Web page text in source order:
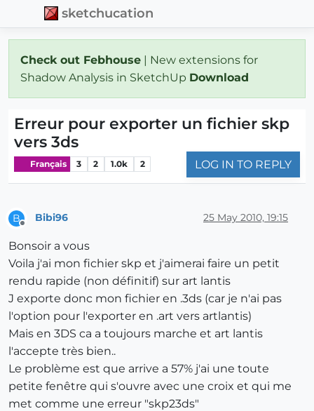
sketchucation
Check out Febhouse | New extensions for
Shadow Analysis in SketchUp Download
Erreur pour exporter un fichier skp
vers 3ds
Français 3 2 1.0k 2 LOG IN TO REPLY
B Bibi96 25 May 2010, 19:15
Bonsoir a vous
Voila j'ai mon fichier skp et j'aimerai faire un petit
rendu rapide (non définitif) sur art lantis
J exporte donc mon fichier en .3ds (car je n'ai pas
l'option pour l'exporter en .art vers artlantis)
Mais en 3DS ca a toujours marche et art lantis
l'accepte très bien..
Le problème est que arrive a 57% j'ai une toute
petite fenêtre qui s'ouvre avec une croix et qui me
met comme une erreur "skp23ds"